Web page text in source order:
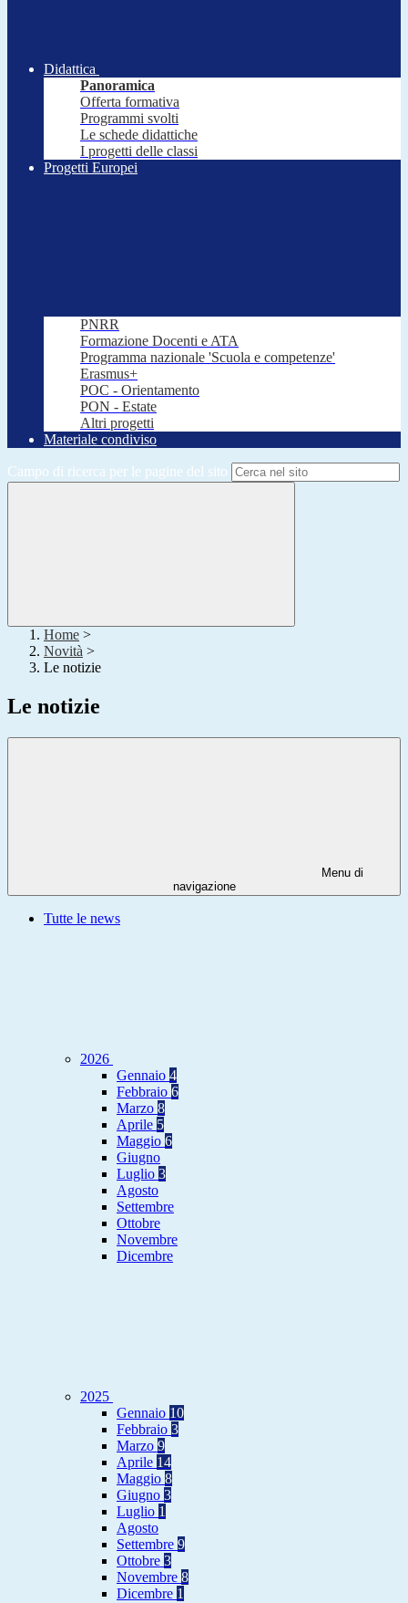
Didattica
Panoramica
Offerta formativa
Programmi svolti
Le schede didattiche
I progetti delle classi
Progetti Europei
PNRR
Formazione Docenti e ATA
Programma nazionale 'Scuola e competenze'
Erasmus+
POC - Orientamento
PON - Estate
Altri progetti
Materiale condiviso
Campo di ricerca per le pagine del sito
Home >
Novità >
Le notizie
Le notizie
Menu di
navigazione
Tutte le news
2026
Gennaio 4
Febbraio 6
Marzo 8
Aprile 5
Maggio 6
Giugno
Luglio 3
Agosto
Settembre
Ottobre
Novembre
Dicembre
2025
Gennaio 10
Febbraio 3
Marzo 9
Aprile 14
Maggio 8
Giugno 3
Luglio 1
Agosto
Settembre 9
Ottobre 3
Novembre 8
Dicembre 1